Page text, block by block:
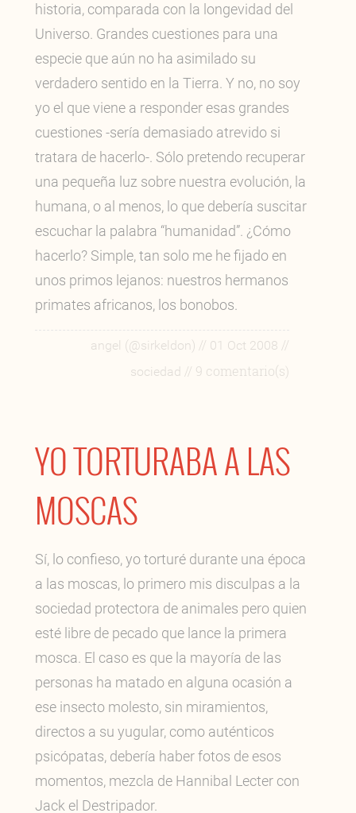
historia, comparada con la longevidad del
Universo. Grandes cuestiones para una
especie que aún no ha asimilado su
verdadero sentido en la Tierra. Y no, no soy
yo el que viene a responder esas grandes
cuestiones -sería demasiado atrevido si
tratara de hacerlo-. Sólo pretendo recuperar
una pequeña luz sobre nuestra evolución, la
humana, o al menos, lo que debería suscitar
escuchar la palabra “humanidad”. ¿Cómo
hacerlo? Simple, tan solo me he fijado en
unos primos lejanos: nuestros hermanos
primates africanos, los bonobos.
angel (@sirkeldon) // 01 Oct 2008 //
sociedad // 9 comentario(s)
YO TORTURABA A LAS
MOSCAS
Sí, lo confieso, yo torturé durante una época
a las moscas, lo primero mis disculpas a la
sociedad protectora de animales pero quien
esté libre de pecado que lance la primera
mosca. El caso es que la mayoría de las
personas ha matado en alguna ocasión a
ese insecto molesto, sin miramientos,
directos a su yugular, como auténticos
psicópatas, debería haber fotos de esos
momentos, mezcla de Hannibal Lecter con
Jack el Destripador.